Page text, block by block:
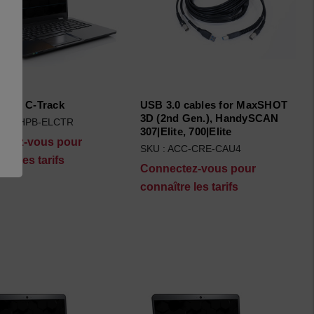
C-Track
HPB-ELCTR
vous pour
les tarifs
USB 3.0 cables for MaxSHOT
3D (2nd Gen.), HandySCAN
307|Elite, 700|Elite
SKU : ACC-CRE-CAU4
Connectez-vous pour
connaître les tarifs